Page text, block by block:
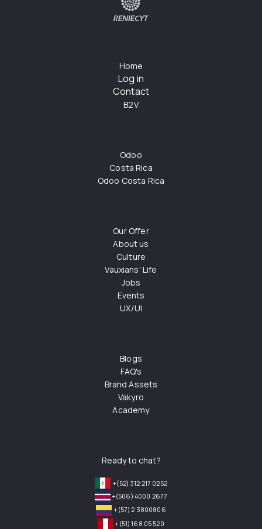
Home
Log in
Contact
B2V
Odoo
Costa Rica
Odoo Costa Rica
Our Offer
About us
Culture
Vauxians' Life
Jobs
Events
UX/UI
Blogs
FAQ's
Brand Assets
Vakyro
Academy
Ready to chat?
+(52) 312 217 0252
+(506) 4000 2677
+(57) 2 3800806
+(51) 168 05 520